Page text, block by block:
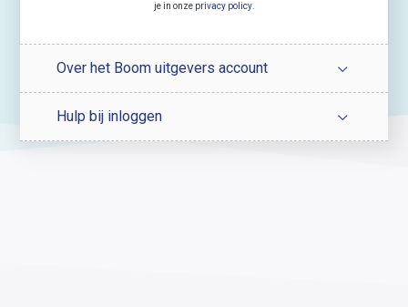
je in onze privacy policy.
Over het Boom uitgevers account
Hulp bij inloggen